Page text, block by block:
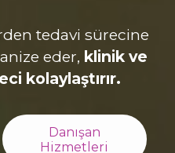
tedavi sürecine
eder, klinik ve
kolaylaştırır.
Danışan
Hizmetleri